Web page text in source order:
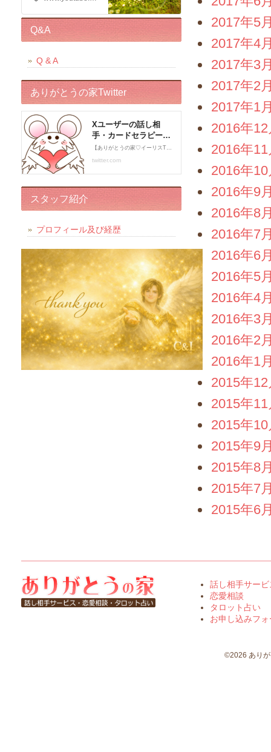
2017年5
2017年4
2017年3
2017年2
2017年1
2016年12
2016年11
2016年10
2016年9
2016年8
2016年7
2016年6
2016年5
2016年4
2016年3
2016年2
2016年1
2015年12
2015年11
2015年10
2015年9
2015年8
2015年7
2015年6
Q&A
Q & A
ありがとうの家Twitter
スタッフ紹介
プロフィール及び経歴
話し相手サービ
恋愛相談
タロット占い
お申し込みフ
©2026 あり